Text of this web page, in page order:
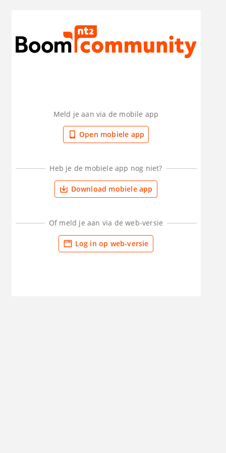
Meld je aan via de mobile app
Open mobiele app
Heb je de mobiele app nog niet?
Download mobiele app
Of meld je aan via de web-versie
Log in op web-versie